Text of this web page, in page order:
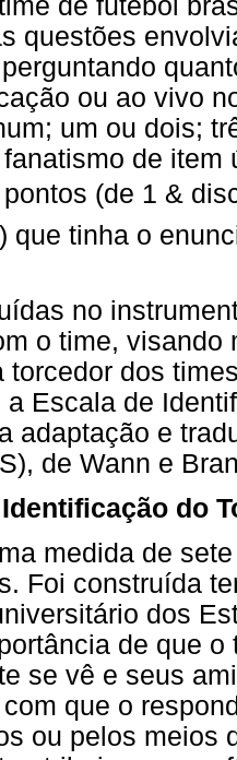
questões
ou ao vivo
um ou dois;
de item
(de 1 &
que tinha o
no
o time, visando
torcedor dos
Escala de
adaptação e
de Wann e
do
medida de
Foi construída
dos
de que
se vê e seus
que o
ou pelos meios